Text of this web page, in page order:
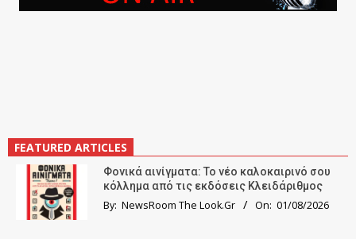
FEATURED ARTICLES
Φονικά αινίγματα: Το νέο καλοκαιρινό σου
κόλλημα από τις εκδόσεις Κλειδάριθμος
By: NewsRoom The Look.Gr On: 01/08/2026